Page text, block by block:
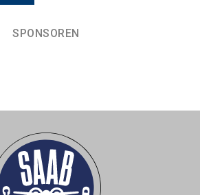
SPONSOREN